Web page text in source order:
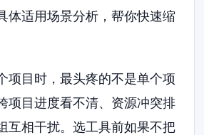
体适用场景分析，帮你快速缩
项目时，最头疼的不是单个项
项目进度看不清、资源冲突排
互相干扰。选工具前如果不把